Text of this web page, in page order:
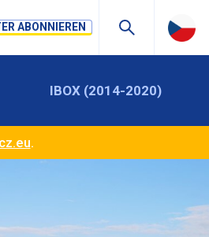
ABONNIEREN
IBOX (2014-2020)
.